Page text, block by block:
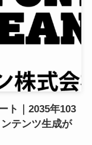
ト｜2035年103
テンツ生成が